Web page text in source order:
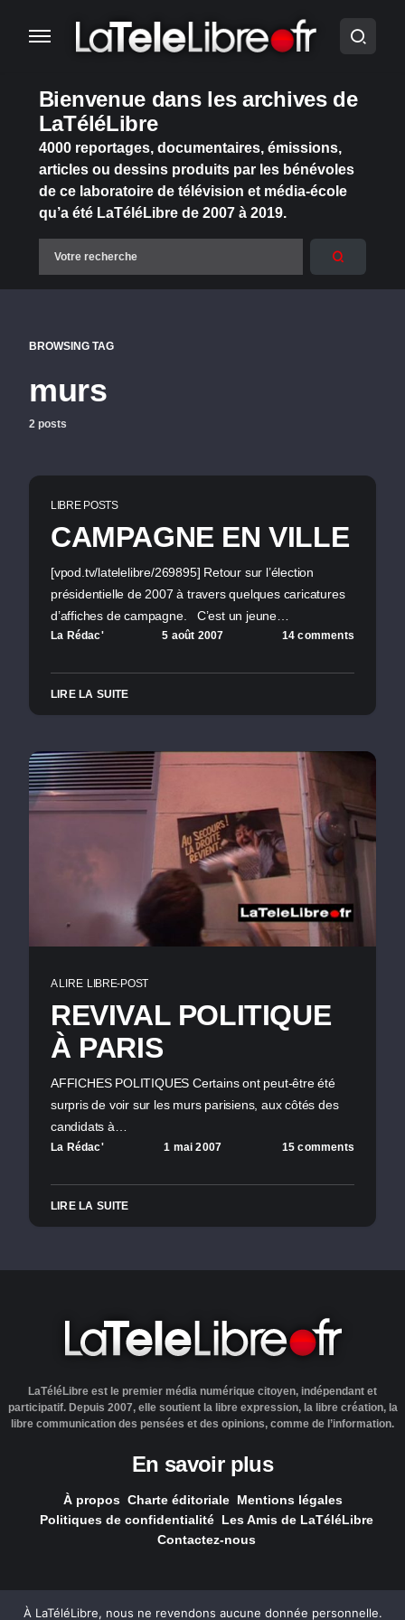
Bienvenue dans les archives de
LaTéléLibre
4000 reportages, documentaires, émissions,
articles ou dessins produits par les bénévoles
de ce laboratoire de télévision et média-école
qu’a été LaTéléLibre de 2007 à 2019.
BROWSING TAG
murs
2 posts
LIBRE POSTS
CAMPAGNE EN VILLE
[vpod.tv/latelelibre/269895] Retour sur l’élection
présidentielle de 2007 à travers quelques caricatures
d’affiches de campagne. C’est un jeune…
La Rédac' 5 août 2007 14 comments
LIRE LA SUITE
A LIRE LIBRE-POST
REVIVAL POLITIQUE
À PARIS
AFFICHES POLITIQUES Certains ont peut-être été
surpris de voir sur les murs parisiens, aux côtés des
candidats à…
La Rédac' 1 mai 2007 15 comments
LIRE LA SUITE
LaTéléLibre est le premier média numérique citoyen, indépendant et
participatif. Depuis 2007, elle soutient la libre expression, la libre création, la
libre communication des pensées et des opinions, comme de l’information.
En savoir plus
À propos Charte éditoriale Mentions légales
Politiques de confidentialité Les Amis de LaTéléLibre
Contactez-nous
À LaTéléLibre, nous ne revendons aucune donnée personnelle.